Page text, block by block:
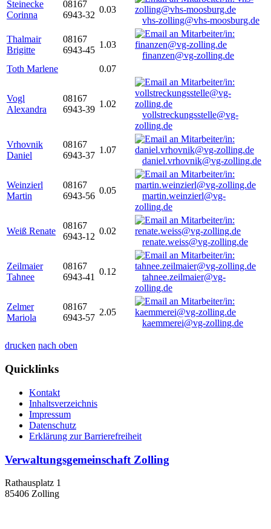
Steinecke
Corinna
08167
6943-32
0.03
vhs-zolling@vhs-moosburg.de
Thalmair
Brigitte
08167
6943-45
1.03
finanzen@vg-zolling.de
Toth Marlene
0.07
Vogl
Alexandra
08167
6943-39
1.02
vollstreckungsstelle@vg-
zolling.de
Vrhovnik
Daniel
08167
6943-37
1.07
daniel.vrhovnik@vg-zolling.de
Weinzierl
Martin
08167
6943-56
0.05
martin.weinzierl@vg-
zolling.de
Weiß Renate
08167
6943-12
0.02
renate.weiss@vg-zolling.de
Zeilmaier
Tahnee
08167
6943-41
0.12
tahnee.zeilmaier@vg-
zolling.de
Zelmer
Mariola
08167
6943-57
2.05
kaemmerei@vg-zolling.de
drucken nach oben
Quicklinks
Kontakt
Inhaltsverzeichnis
Impressum
Datenschutz
Erklärung zur Barrierefreiheit
Verwaltungsgemeinschaft Zolling
Rathausplatz 1
85406 Zolling